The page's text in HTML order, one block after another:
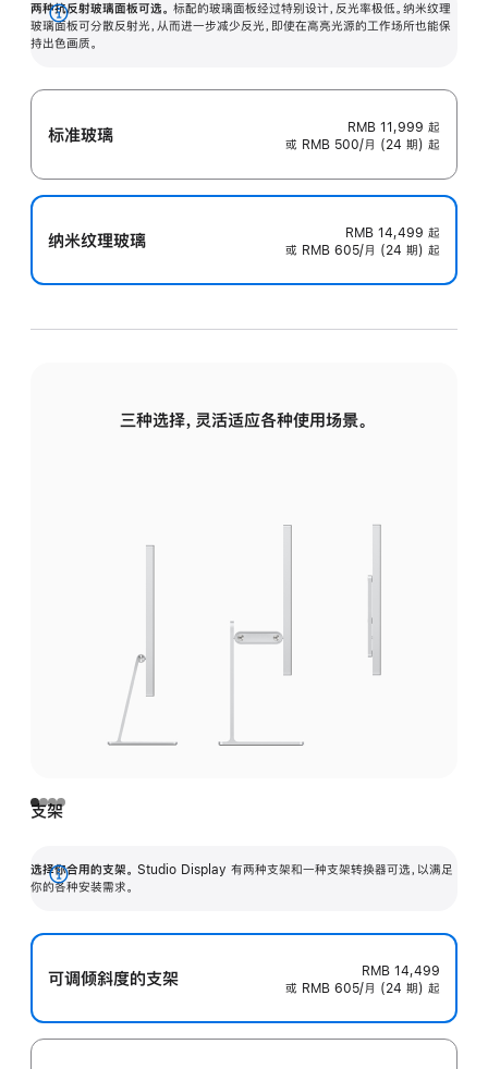
两种抗反射玻璃面板可选。 标配的玻璃面板经过特别设计，反光率极低。纳米纹理
玻璃面板可分散反射光，从而进一步减少反光，即使在高亮光源的工作场所也能保
持出色画质。
展
开
标准玻璃 RMB 11,999 起
或 RMB 500/月 (24 期) 起
纳米纹理玻璃 RMB 14,499 起
或 RMB 605/月 (24 期) 起
三种选择，灵活适应各种使用场景。
支架
选择你合用的支架。 Studio Display 有两种支架和一种支架转换器可选，以满足
你的各种安装需求。
展
可调倾斜度的支架
RMB 14,499
或 RMB 605/月 (24 期) 起